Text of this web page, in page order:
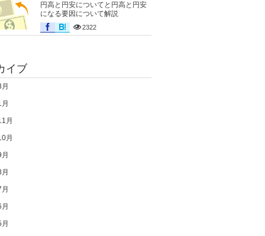
円高と円安についてと円高と円安
になる要因について解説
2322
イブ
月
月